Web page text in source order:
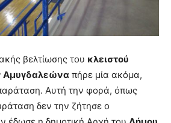
βελτίωσης του κλειστού
Αμυγδαλεώνα πήρε μία ακόμα,
Αυτή την φορά, όπως
δεν την ζήτησε ο